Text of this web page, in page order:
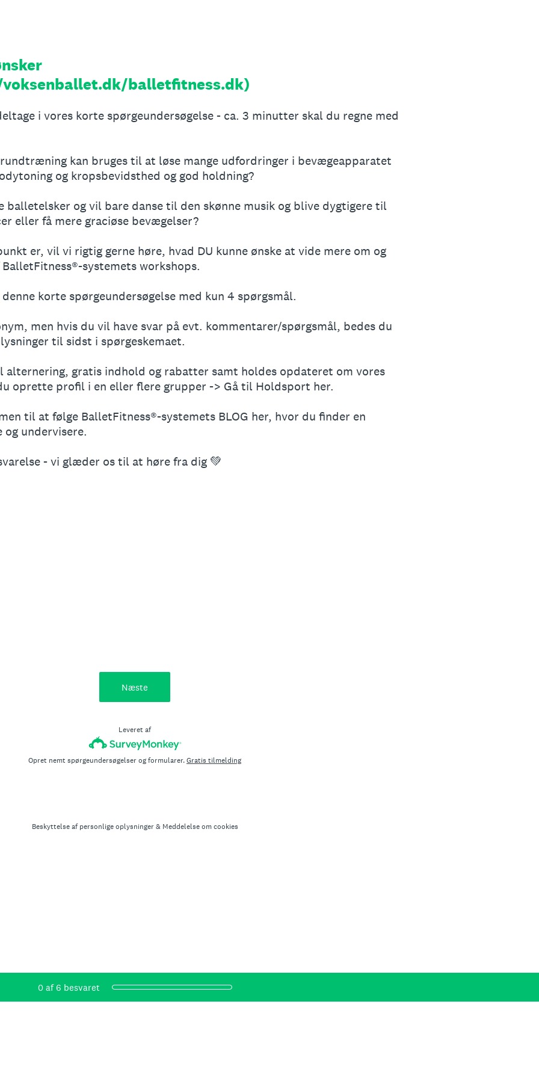
balletfitness.dk)
i vores korte spørgeundersøgelse - ca. 3 minutter skal du regne med
kan bruges til at løse mange udfordringer i bevægeapparatet
og kropsbevidsthed og god holdning?
balletelsker og vil bare danse til den skønne musik og blive dygtigere til
eller få mere graciøse bevægelser?
er, vil vi rigtig gerne høre, hvad DU kunne ønske at vide mere om og
systemets workshops.
korte spørgeundersøgelse med kun 4 spørgsmål.
men hvis du vil have svar på evt. kommentarer/spørgsmål, bedes du
til sidst i spørgeskemaet.
alternering, gratis indhold og rabatter samt holdes opdateret om vores
oprette profil i en eller flere grupper -> Gå til Holdsport her.
til at følge BalletFitness®-systemets BLOG her, hvor du finder en
undervisere.
- vi glæder os til at høre fra dig 💚
Status på forløb,
0 af 6 besvaret
Næste
Leveret af
Opret nemt spørgeundersøgelser og formularer.Gratis tilmelding
Beskyttelse af personlige oplysninger & Meddelelse om cookies